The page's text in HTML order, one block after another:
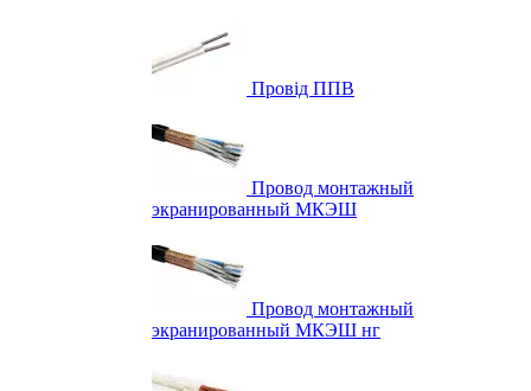
Провід ППВ
Провод монтажный
экранированный МКЭШ
Провод монтажный
экранированный МКЭШ нг